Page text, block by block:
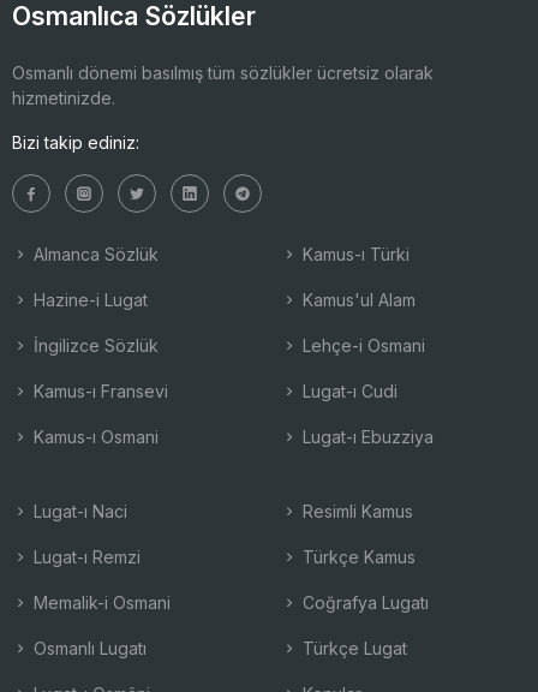
Osmanlıca Sözlükler
Osmanlı dönemi basılmış tüm sözlükler ücretsiz olarak
hizmetinizde.
Bizi takip ediniz:
Almanca Sözlük
Hazine-i Lugat
İngilizce Sözlük
Kamus-ı Fransevi
Kamus-ı Osmani
Kamus-ı Türki
Kamus'ul Alam
Lehçe-i Osmani
Lugat-ı Cudi
Lugat-ı Ebuzziya
Lugat-ı Naci
Lugat-ı Remzi
Memalik-i Osmani
Osmanlı Lugatı
Resimli Kamus
Türkçe Kamus
Coğrafya Lugatı
Türkçe Lugat